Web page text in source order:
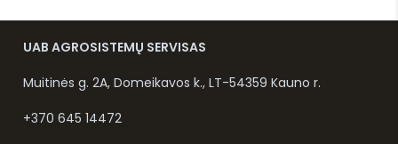
UAB AGROSISTEMŲ SERVISAS
Muitinės g. 2A, Domeikavos k., LT-54359 Kauno r.
+370 645 14472